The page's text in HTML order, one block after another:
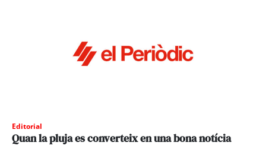
Editorial
Quan la pluja es converteix en una bona notícia